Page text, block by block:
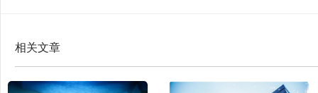
相关文章